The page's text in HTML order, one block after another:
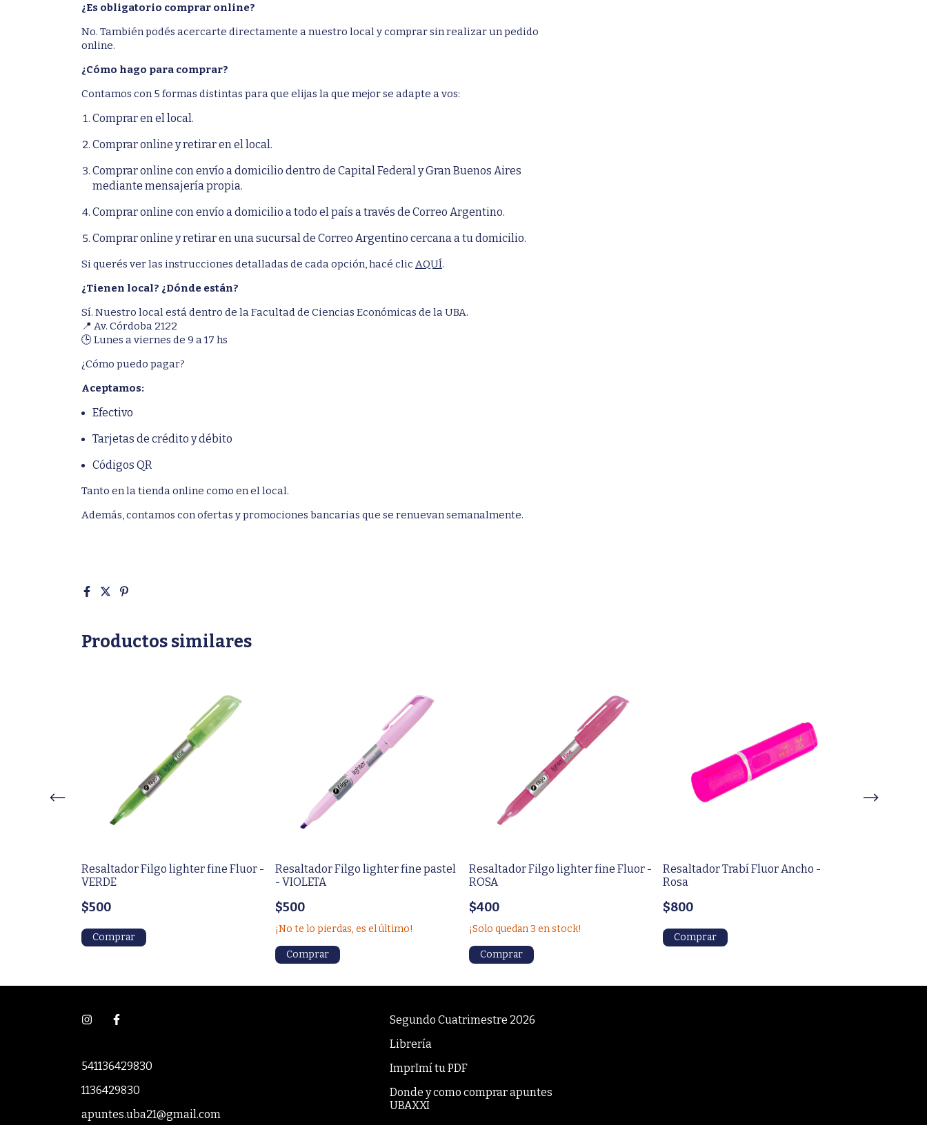
¿Es obligatorio comprar online?
No. También podés acercarte directamente a nuestro local y comprar sin realizar un pedido
online.
¿Cómo hago para comprar?
Contamos con 5 formas distintas para que elijas la que mejor se adapte a vos:
Comprar en el local.
Comprar online y retirar en el local.
Comprar online con envío a domicilio dentro de Capital Federal y Gran Buenos Aires
mediante mensajería propia.
Comprar online con envío a domicilio a todo el país a través de Correo Argentino.
Comprar online y retirar en una sucursal de Correo Argentino cercana a tu domicilio.
Si querés ver las instrucciones detalladas de cada opción, hacé clic AQUÍ.
¿Tienen local? ¿Dónde están?
Sí. Nuestro local está dentro de la Facultad de Ciencias Económicas de la UBA.
📍 Av. Córdoba 2122
🕒 Lunes a viernes de 9 a 17 hs
¿Cómo puedo pagar?
Aceptamos:
Efectivo
Tarjetas de crédito y débito
Códigos QR
Tanto en la tienda online como en el local.
Además, contamos con ofertas y promociones bancarias que se renuevan semanalmente.
Productos similares
Resaltador Filgo lighter fine Fluor -
VERDE
$500
Resaltador Filgo lighter fine pastel
- VIOLETA
$500
¡No te lo pierdas, es el último!
Resaltador Filgo lighter fine Fluor -
ROSA
$400
¡Solo quedan3 en stock!
Resaltador Trabí Fluor Ancho -
Rosa
$800
541136429830
1136429830
apuntes.uba21@gmail.com
Segundo Cuatrimestre 2026
Librería
ImprImí tu PDF
Donde y como comprar apuntes
UBAXXI